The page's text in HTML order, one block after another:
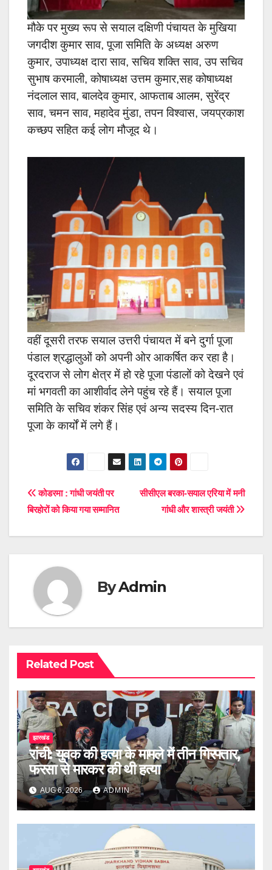
मौके पर मुख्य रूप से सयाल दक्षिणी पंचायत के मुखिया
जगदीश कुमार साव, पूजा समिति के अध्यक्ष अरुण
कुमार, उपाध्यक्ष दारा साव, सचिव शक्ति साव, उप सचिव
सुभाष करमाली, कोषाध्यक्ष उत्तम कुमार,सह कोषाध्यक्ष
नंदलाल साव, बालदेव कुमार, आफताब आलम, सुरेंद्र
साव, चमन साव, महादेव मुंडा, तपन विश्वास, जयप्रकाश
कच्छप सहित कई लोग मौजूद थे।
वहीं दूसरी तरफ सयाल उत्तरी पंचायत में बने दुर्गा पूजा
पंडाल श्रद्धालुओं को अपनी ओर आकर्षित कर रहा है।
दूरदराज से लोग क्षेत्र में हो रहे पूजा पंडालों को देखने एवं
मां भगवती का आशीर्वाद लेने पहुंच रहे हैं। सयाल पूजा
समिति के सचिव शंकर सिंह एवं अन्य सदस्य दिन-रात
पूजा के कार्यों में लगे हैं।
Post
navigation
सीसीएल बरका-सयाल एरिया में मनी
गांधी और शास्त्री जयंती
कोडरमा : गांधी जयंती पर
बिरहोरों को किया गया सम्मानित
ByAdmin
Related Post
झारखंड
रांची: युवक की हत्या के मामले में तीन गिरफ्तार,
फरसा से मारकर की थी हत्या
AUG 6, 2026 ADMIN